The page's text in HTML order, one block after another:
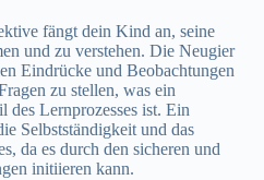
fängt dein Kind an, seine
und zu verstehen. Die Neugier
Eindrücke und Beobachtungen
zu stellen, was ein
Lernprozesses ist. Ein
Selbstständigkeit und das
da es durch den sicheren und
initiieren kann.